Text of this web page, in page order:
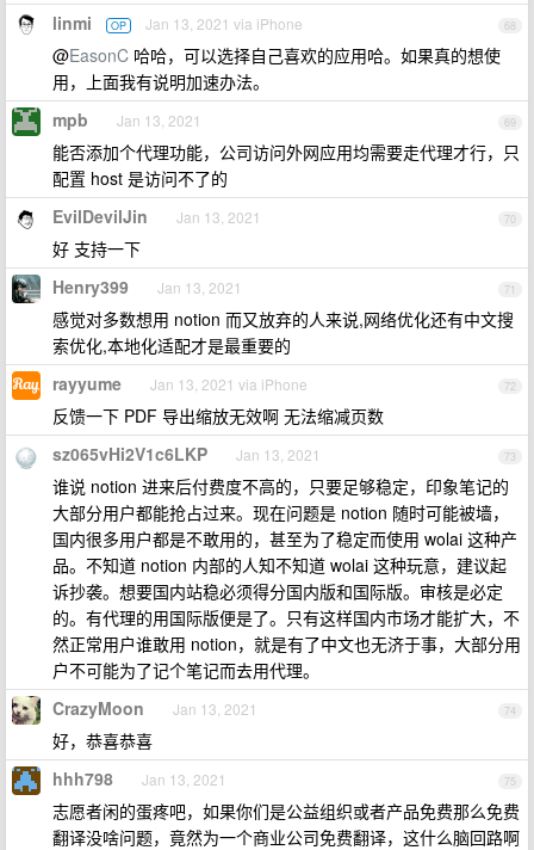
68
linmi OP Jan 13, 2021 via iPhone
@EasonC 哈哈，可以选择自己喜欢的应用哈。如果真的想使
用，上面我有说明加速办法。
69
mpb Jan 13, 2021
能否添加个代理功能，公司访问外网应用均需要走代理才行，只
配置 host 是访问不了的
70
EvilDevilJin Jan 13, 2021
好 支持一下
71
Henry399 Jan 13, 2021
感觉对多数想用 notion 而又放弃的人来说,网络优化还有中文搜
索优化,本地化适配才是最重要的
72
rayyume Jan 13, 2021 via iPhone
反馈一下 PDF 导出缩放无效啊 无法缩减页数
73
sz065vHi2V1c6LKP Jan 13, 2021
谁说 notion 进来后付费度不高的，只要足够稳定，印象笔记的
大部分用户都能抢占过来。现在问题是 notion 随时可能被墙，
国内很多用户都是不敢用的，甚至为了稳定而使用 wolai 这种产
品。不知道 notion 内部的人知不知道 wolai 这种玩意，建议起
诉抄袭。想要国内站稳必须得分国内版和国际版。审核是必定
的。有代理的用国际版便是了。只有这样国内市场才能扩大，不
然正常用户谁敢用 notion，就是有了中文也无济于事，大部分用
户不可能为了记个笔记而去用代理。
74
CrazyMoon Jan 13, 2021
好，恭喜恭喜
75
hhh798 Jan 13, 2021
志愿者闲的蛋疼吧，如果你们是公益组织或者产品免费那么免费
翻译没啥问题，竟然为一个商业公司免费翻译，这什么脑回路啊